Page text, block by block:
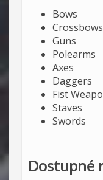
Bows
Crossbows
Guns
Polearms
Axes
Daggers
Fist
Staves
Swords
Dostupné